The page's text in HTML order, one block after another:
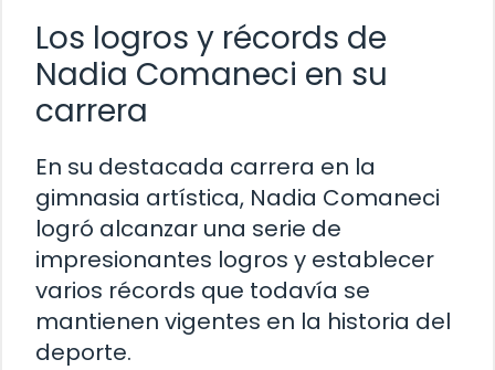
Los logros y récords de
Nadia Comaneci en su
carrera
En su destacada carrera en la
gimnasia artística, Nadia Comaneci
logró alcanzar una serie de
impresionantes logros y establecer
varios récords que todavía se
mantienen vigentes en la historia del
deporte.